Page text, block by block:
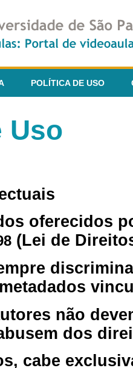
POLÍTICA DE USO
Uso
oferecidos
(Lei de
não
dos
cabe